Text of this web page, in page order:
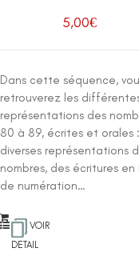
5,00€
Dans cette séquence,
retrouverez les
représentations des
80 à 89, écrites et orales
diverses représentations
nombres, des écritures en
de numération…
VOIR
DETAIL